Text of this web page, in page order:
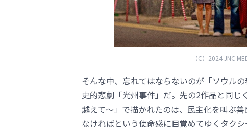
（C）2024 JNC
そんな中、忘れてはならないのが「ソウル
史的悲劇「光州事件」だ。先の2作品と同
越えて～」で描かれたのは、民主化を叫ぶ
なければという使命感に目覚めてゆくタク